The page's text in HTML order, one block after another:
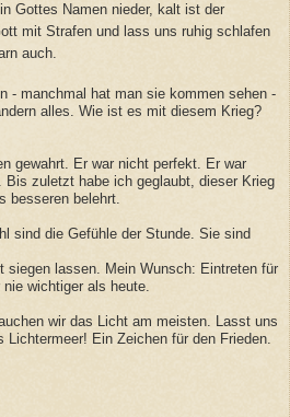
Gottes Namen nieder, kalt ist der
mit Strafen und lass uns ruhig schlafen
auch.
- manchmal hat man sie kommen sehen -
alles. Wie ist es mit diesem Krieg?
gewahrt. Er war nicht perfekt. Er war
Bis zuletzt habe ich geglaubt, dieser Krieg
besseren belehrt.
sind die Gefühle der Stunde. Sie sind
siegen lassen. Mein Wunsch: Eintreten für
wichtiger als heute.
wir das Licht am meisten. Lasst uns
Lichtermeer! Ein Zeichen für den Frieden.